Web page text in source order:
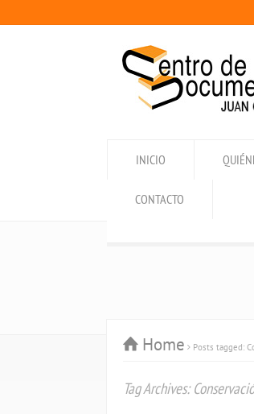
INICIO
CONTACTO
Home Posts tagged:
Tag Archives: